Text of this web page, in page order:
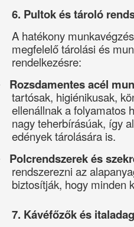
6. Pultok és tároló
A hatékony
megfelelő tárolási és
rendelkezésre:
Rozsdamentes acél
tartósak, higiénikusak,
ellenállnak a folyamatos
nagy teherbírásúak, így
edények tárolására is.
Polcrendszerek és
rendszerezni az
biztosítják, hogy minden
7. Kávéfőzők és